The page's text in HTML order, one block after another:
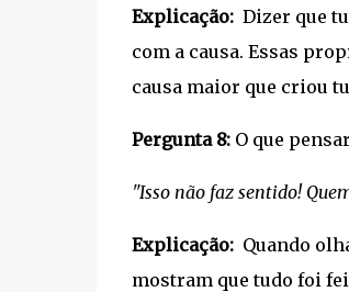
Explicação: Dizer que
com a causa. Essas
causa maior que criou
Pergunta 8: O que
"Isso não faz sentido!
Explicação: Quando
mostram que tudo foi